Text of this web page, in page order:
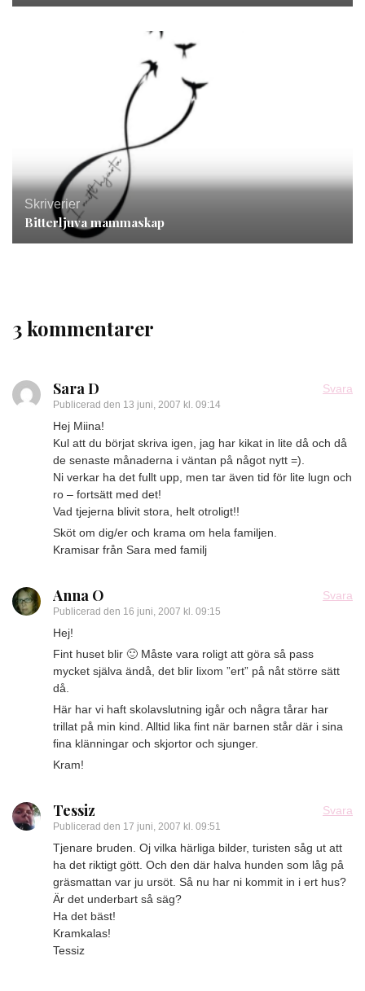
Skriverier
Bitterljuva mammaskap
3 kommentarer
Sara D
Publicerad den 13 juni, 2007 kl. 09:14
Svara
Hej Miina!
Kul att du börjat skriva igen, jag har kikat in lite då och då
de senaste månaderna i väntan på något nytt =).
Ni verkar ha det fullt upp, men tar även tid för lite lugn och
ro – fortsätt med det!
Vad tjejerna blivit stora, helt otroligt!!
Sköt om dig/er och krama om hela familjen.
Kramisar från Sara med familj
Anna O
Publicerad den 16 juni, 2007 kl. 09:15
Svara
Hej!
Fint huset blir 🙂 Måste vara roligt att göra så pass
mycket själva ändå, det blir lixom ”ert” på nåt större sätt
då.
Här har vi haft skolavslutning igår och några tårar har
trillat på min kind. Alltid lika fint när barnen står där i sina
fina klänningar och skjortor och sjunger.
Kram!
Tessiz
Publicerad den 17 juni, 2007 kl. 09:51
Svara
Tjenare bruden. Oj vilka härliga bilder, turisten såg ut att
ha det riktigt gött. Och den där halva hunden som låg på
gräsmattan var ju ursöt. Så nu har ni kommit in i ert hus?
Är det underbart så säg?
Ha det bäst!
Kramkalas!
Tessiz